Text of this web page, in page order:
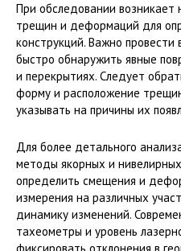
При обследовании возникает
трещин и деформаций для
конструкций. Важно провести
быстро обнаружить явные
и перекрытиях. Следует
форму и расположение
указывать на причины их
Для более детального
методы якорных и
определить смещения и
измерения на различных
динамику изменений.
тахеометры и уровень